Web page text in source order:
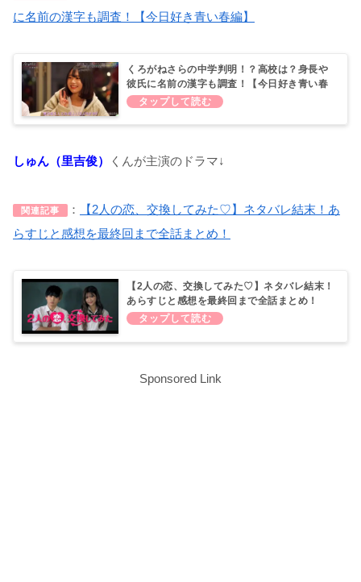
に名前の漢字も調査！【今日好き青い春編】
くろがねさらの中学判明！？高校は？身長や
彼氏に名前の漢字も調査！【今日好き青い春
編】
しゅん（里吉俊） くんが主演のドラマ↓
関連記事 ：
【2人の恋、交換してみた♡】ネタバレ結末！あ
らすじと感想を最終回まで全話まとめ！
【2人の恋、交換してみた♡】ネタバレ結末！
あらすじと感想を最終回まで全話まとめ！
Sponsored Link